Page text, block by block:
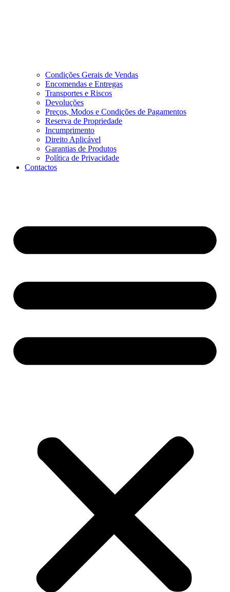
Condições Gerais de Vendas
Encomendas e Entregas
Transportes e Riscos
Devoluções
Preços, Modos e Condições de Pagamentos
Reserva de Propriedade
Incumprimento
Direito Aplicável
Garantias de Produtos
Política de Privacidade
Contactos